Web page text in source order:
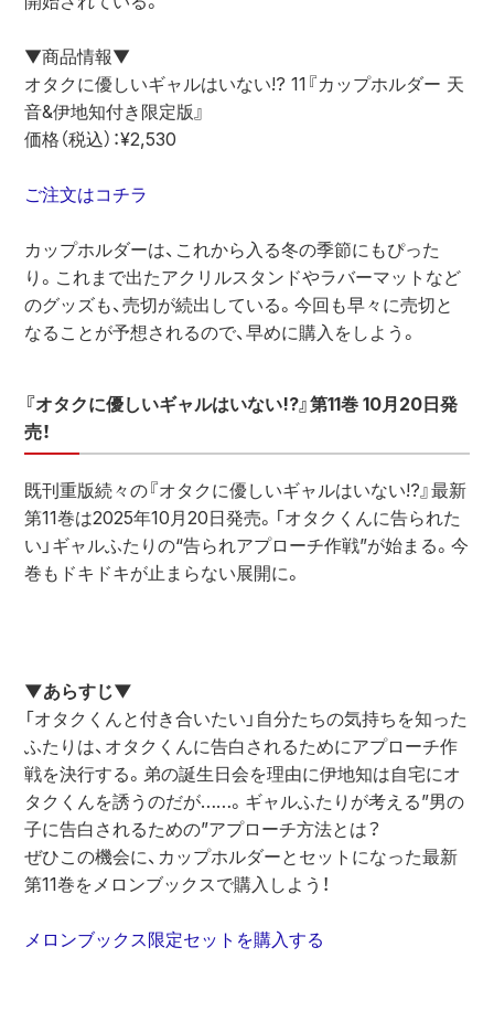
▼商品情報▼
オタクに優しいギャルはいない!? 11『カップホルダー 天
音&伊地知付き限定版』
価格（税込）：¥2,530
ご注文はコチラ
カップホルダーは、これから入る冬の季節にもぴった
り。これまで出たアクリルスタンドやラバーマットなど
のグッズも、売切が続出している。今回も早々に売切と
なることが予想されるので、早めに購入をしよう。
『オタクに優しいギャルはいない!?』第11巻 10月20日発
売！
既刊重版続々の『オタクに優しいギャルはいない!?』最新
第11巻は2025年10月20日発売。「オタクくんに告られた
い」ギャルふたりの“告られアプローチ作戦”が始まる。今
巻もドキドキが止まらない展開に。
▼あらすじ▼
「オタクくんと付き合いたい」自分たちの気持ちを知った
ふたりは、オタクくんに告白されるためにアプローチ作
戦を決行する。弟の誕生日会を理由に伊地知は自宅にオ
タクくんを誘うのだが……。ギャルふたりが考える”男の
子に告白されるための”アプローチ方法とは？
ぜひこの機会に、カップホルダーとセットになった最新
第11巻をメロンブックスで購入しよう！
メロンブックス限定セットを購入する